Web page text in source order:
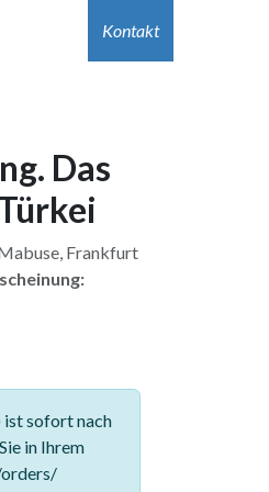
Kontakt
Das
Frankfurt
sofort nach
in Ihrem